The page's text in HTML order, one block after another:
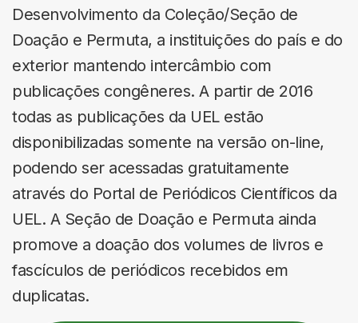
Desenvolvimento da Coleção/Seção de
Doação e Permuta, a instituições do país e do
exterior mantendo intercâmbio com
publicações congêneres. A partir de 2016
todas as publicações da UEL estão
disponibilizadas somente na versão on-line,
podendo ser acessadas gratuitamente
através do Portal de Periódicos Científicos da
UEL. A Seção de Doação e Permuta ainda
promove a doação dos volumes de livros e
fascículos de periódicos recebidos em
duplicatas.